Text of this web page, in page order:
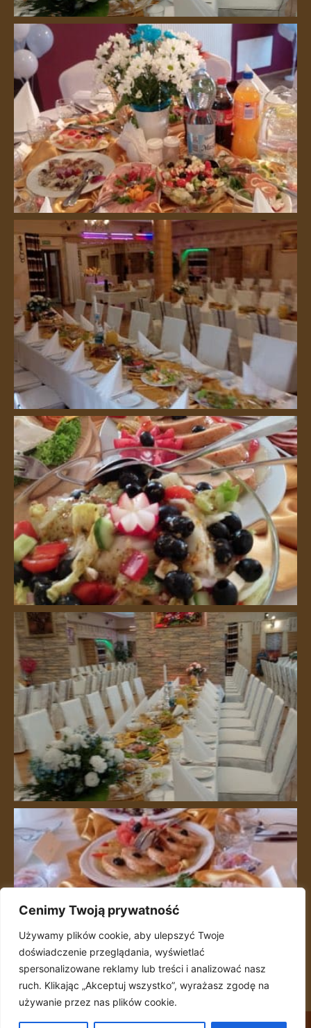
Cenimy Twoją prywatność
Używamy plików cookie, aby ulepszyć Twoje
doświadczenie przeglądania, wyświetlać
spersonalizowane reklamy lub treści i analizować nasz
ruch. Klikając „Akceptuj wszystko”, wyrażasz zgodę na
używanie przez nas plików cookie.